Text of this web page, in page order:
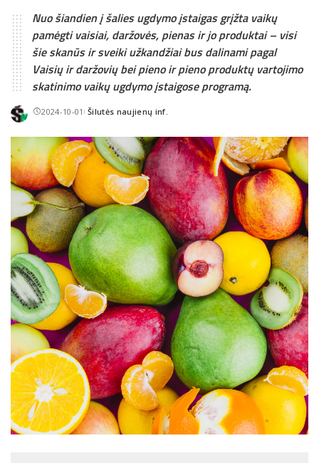
Nuo šiandien į šalies ugdymo įstaigas grįžta vaikų
pamėgti vaisiai, daržovės, pienas ir jo produktai – visi
šie skanūs ir sveiki užkandžiai bus dalinami pagal
Vaisių ir daržovių bei pieno ir pieno produktų vartojimo
skatinimo vaikų ugdymo įstaigose programą.
2024-10-01 Posted
Šilutės naujienų inf.